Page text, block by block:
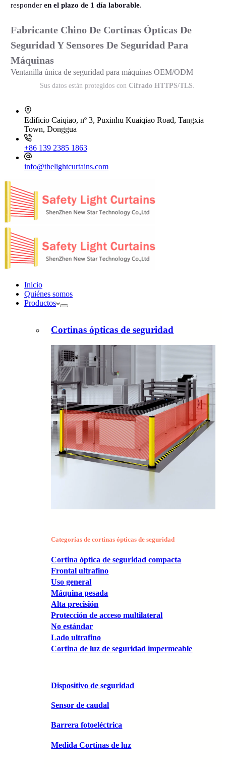
responderen el plazo de 1 día laborable.
Fabricante Chino De Cortinas Ópticas De
Seguridad Y Sensores De Seguridad Para
Máquinas
Ventanilla única de seguridad para máquinas OEM/ODM
Sus datos están protegidos con Cifrado HTTPS/TLS
Edificio Caiqiao, nº 3, Puxinhu Kuaiqiao Road, Tangxia
Town, Donggua
+86 139 2385 1863
info@thelightcurtains.com
Inicio
Quiénes somos
Productos
Cortinas ópticas de seguridad
Categorías de cortinas ópticas de seguridad
Cortina óptica de seguridad compacta
Frontal ultrafino
Uso general
Máquina pesada
Alta precisión
Protección de acceso multilateral
No estándar
Lado ultrafino
Cortina de luz de seguridad impermeable
Dispositivo de seguridad
Sensor de caudal
Barrera fotoeléctrica
Medida Cortinas de luz